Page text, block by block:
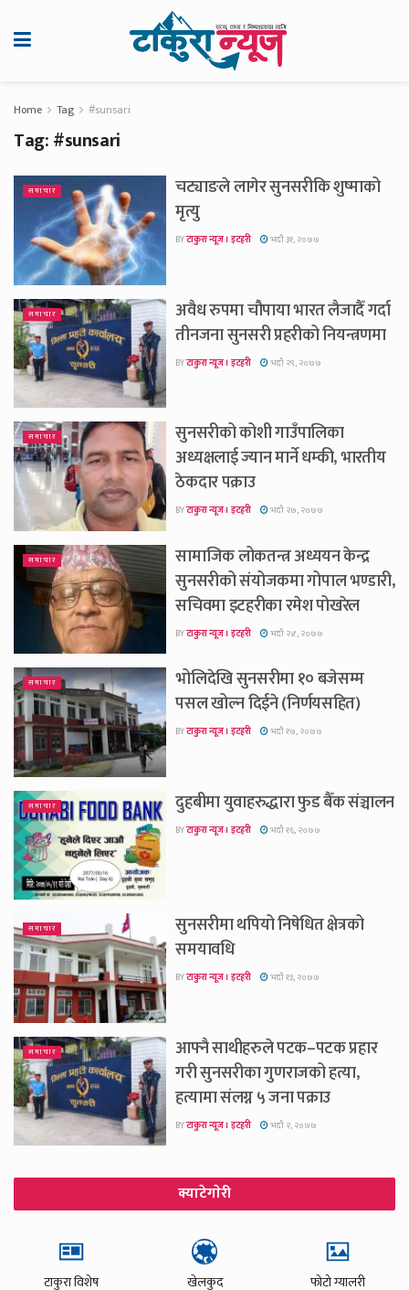
Home Tag #sunsari
Tag:#sunsari
समाचार
चट्याङले लागेर सुनसरीकि शुष्माको
मृत्यु
BYटाकुरा न्यूज । इटहरी भदौ ३१, २०७७
समाचार
अवैध रुपमा चौपाया भारत लैजादैँ गर्दा
तीनजना सुनसरी प्रहरीको नियन्त्रणमा
BYटाकुरा न्यूज । इटहरी भदौ २९, २०७७
समाचार
सुनसरीको कोशी गाउँपालिका
अध्यक्षलाई ज्यान मार्ने धम्की, भारतीय
ठेकदार पक्राउ
BYटाकुरा न्यूज । इटहरी भदौ २७, २०७७
समाचार
सामाजिक लोकतन्त्र अध्ययन केन्द्र
सुनसरीको संयोजकमा गोपाल भण्डारी,
सचिवमा इटहरीका रमेश पोखरेल
BYटाकुरा न्यूज । इटहरी भदौ २४, २०७७
समाचार
भोलिदेखि सुनसरीमा १० बजेसम्म
पसल खोल्न दिईने (निर्णयसहित)
BYटाकुरा न्यूज । इटहरी भदौ १७, २०७७
समाचार दुहबीमा युवाहरुद्धारा फुड बैँक संञ्चालन
BYटाकुरा न्यूज । इटहरी भदौ १६, २०७७
समाचार
सुनसरीमा थपियो निषेधित क्षेत्रको
समयावधि
BYटाकुरा न्यूज । इटहरी भदौ १३, २०७७
समाचार
आफ्नै साथीहरुले पटक–पटक प्रहार
गरी सुनसरीका गुणराजको हत्या,
हत्यामा संलग्न ५ जना पक्राउ
BYटाकुरा न्यूज । इटहरी भदौ २, २०७७
क्याटेगाेरी
टाकुरा विशेष खेलकुद फोटो ग्यालरी